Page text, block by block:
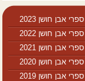
ספרי אבן חושן 2023
ספרי אבן חושן 2022
ספרי אבן חושן 2021
ספרי אבן חושן 2020
ספרי אבן חושן 2019